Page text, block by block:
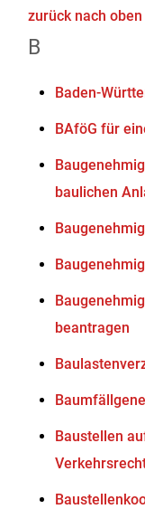
zurück nach oben
B
Baden-
BAföG für
baulichen
beantragen
Baustellen